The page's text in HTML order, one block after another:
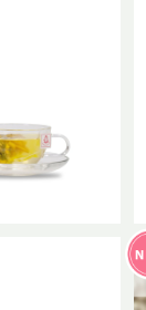
-SUKOYAK